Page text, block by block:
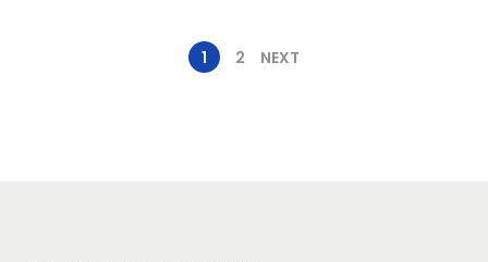
1 2 NEXT